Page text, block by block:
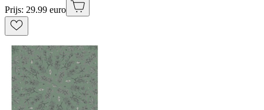
Prijs: 29.99 euro